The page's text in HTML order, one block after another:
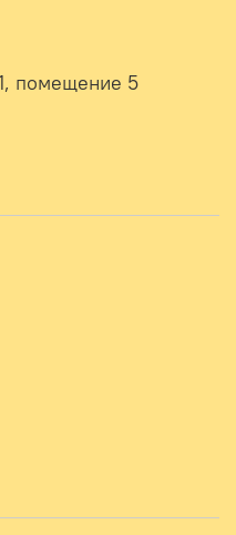
помещение 5